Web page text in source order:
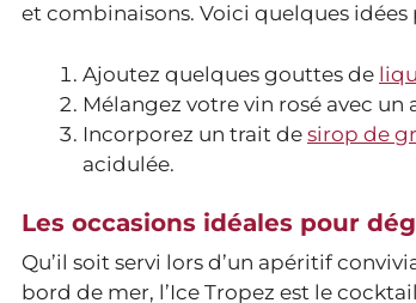
et combinaisons. Voici quelques
Ajoutez quelques gouttes de
Mélangez votre vin rosé avec
Incorporez un trait de sirop de
acidulée.
Les occasions idéales pour
Qu’il soit servi lors d’un apéritif
bord de mer, l’Ice Tropez est le